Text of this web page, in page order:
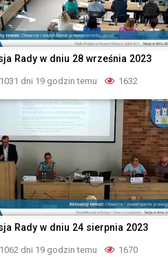
Rady w dniu 28 września 2023
1031 dni 19 godzin temu 1632
Rady w dniu 24 sierpnia 2023
1062 dni 19 godzin temu 1670